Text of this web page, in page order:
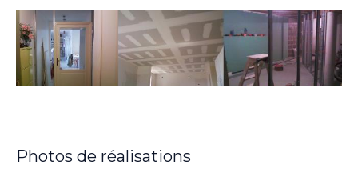
Photos de réalisations